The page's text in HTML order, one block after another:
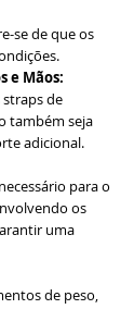
se de que os
e Mãos:
straps de
também seja
adicional.
para o
os
uma
de peso,